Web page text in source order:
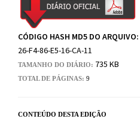
CÓDIGO HASH MD5 DO ARQUIVO:
26-F4-86-E5-16-CA-11
TAMANHO DO DIÁRIO: 735 KB
TOTAL DE PÁGINAS: 9
CONTEÚDO DESTA EDIÇÃO